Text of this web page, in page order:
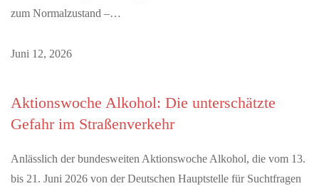
zum Normalzustand –…
Juni 12, 2026
Aktionswoche Alkohol: Die unterschätzte
Gefahr im Straßenverkehr
Anlässlich der bundesweiten Aktionswoche Alkohol, die vom 13.
bis 21. Juni 2026 von der Deutschen Hauptstelle für Suchtfragen